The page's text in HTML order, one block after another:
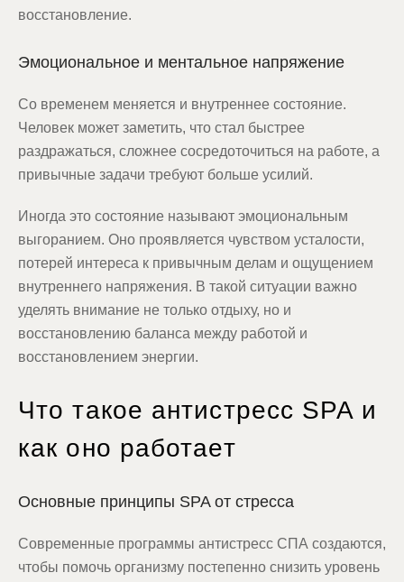
восстановление.
Эмоциональное и ментальное напряжение
Со временем меняется и внутреннее состояние.
Человек может заметить, что стал быстрее
раздражаться, сложнее сосредоточиться на работе, а
привычные задачи требуют больше усилий.
Иногда это состояние называют эмоциональным
выгоранием. Оно проявляется чувством усталости,
потерей интереса к привычным делам и ощущением
внутреннего напряжения. В такой ситуации важно
уделять внимание не только отдыху, но и
восстановлению баланса между работой и
восстановлением энергии.
Что такое антистресс SPA и
как оно работает
Основные принципы SPA от стресса
Современные программы антистресс СПА создаются,
чтобы помочь организму постепенно снизить уровень